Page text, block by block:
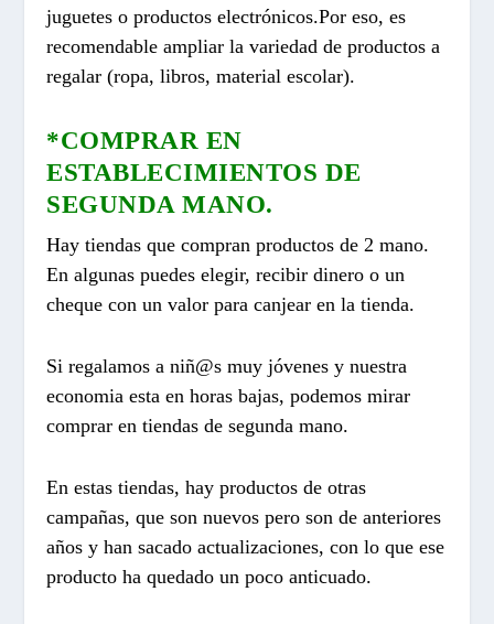
juguetes o productos electrónicos.Por eso, es
recomendable ampliar la variedad de productos a
regalar (ropa, libros, material escolar).
*COMPRAR EN
ESTABLECIMIENTOS DE
SEGUNDA MANO.
Hay tiendas que compran productos de 2 mano.
En algunas puedes elegir, recibir dinero o un
cheque con un valor para canjear en la tienda.
Si regalamos a niñ@s muy jóvenes y nuestra
economia esta en horas bajas, podemos mirar
comprar en tiendas de segunda mano.
En estas tiendas, hay productos de otras
campañas, que son nuevos pero son de anteriores
años y han sacado actualizaciones, con lo que ese
producto ha quedado un poco anticuado.